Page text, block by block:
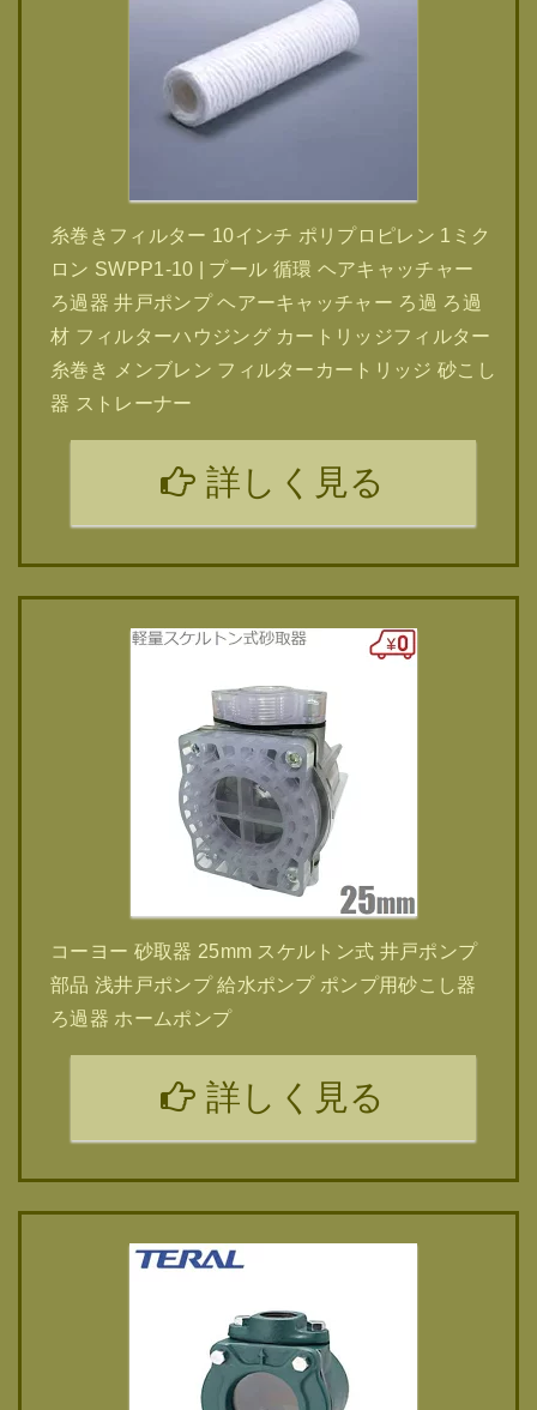
糸巻きフィルター 10インチ ポリプロピレン 1ミク
ロン SWPP1-10 | プール 循環 ヘアキャッチャー
ろ過器 井戸ポンプ ヘアーキャッチャー ろ過 ろ過
材 フィルターハウジング カートリッジフィルター
糸巻き メンブレン フィルターカートリッジ 砂こし
器 ストレーナー
詳しく見る
コーヨー 砂取器 25mm スケルトン式 井戸ポンプ
部品 浅井戸ポンプ 給水ポンプ ポンプ用砂こし器
ろ過器 ホームポンプ
詳しく見る